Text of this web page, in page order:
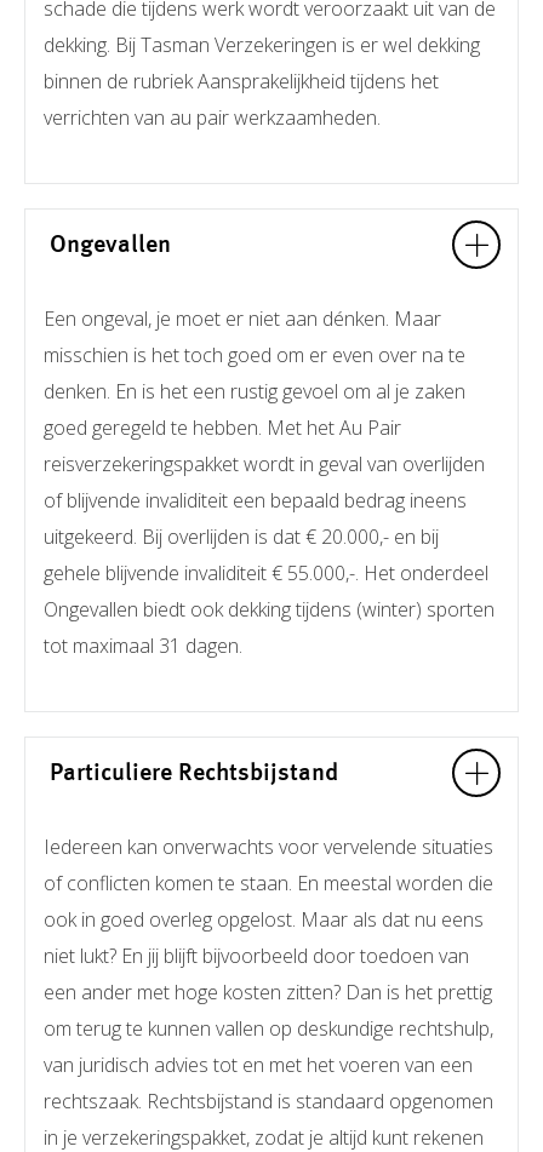
schade die tijdens werk wordt veroorzaakt uit van de
dekking. Bij Tasman Verzekeringen is er wel dekking
binnen de rubriek Aansprakelijkheid tijdens het
verrichten van au pair werkzaamheden.
Ongevallen
Een ongeval, je moet er niet aan dénken. Maar
misschien is het toch goed om er even over na te
denken. En is het een rustig gevoel om al je zaken
goed geregeld te hebben. Met het Au Pair
reisverzekeringspakket wordt in geval van overlijden
of blijvende invaliditeit een bepaald bedrag ineens
uitgekeerd. Bij overlijden is dat € 20.000,- en bij
gehele blijvende invaliditeit € 55.000,-. Het onderdeel
Ongevallen biedt ook dekking tijdens (winter) sporten
tot maximaal 31 dagen.
Particuliere Rechtsbijstand
Iedereen kan onverwachts voor vervelende situaties
of conflicten komen te staan. En meestal worden die
ook in goed overleg opgelost. Maar als dat nu eens
niet lukt? En jij blijft bijvoorbeeld door toedoen van
een ander met hoge kosten zitten? Dan is het prettig
om terug te kunnen vallen op deskundige rechtshulp,
van juridisch advies tot en met het voeren van een
rechtszaak. Rechtsbijstand is standaard opgenomen
in je verzekeringspakket, zodat je altijd kunt rekenen